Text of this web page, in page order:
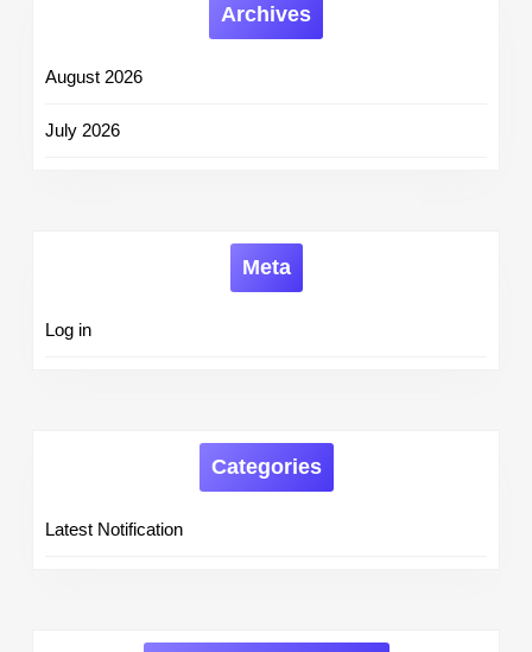
Archives
August 2026
July 2026
Meta
Log in
Categories
Latest Notification